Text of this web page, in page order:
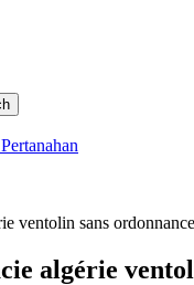
ventolin sans ordonnance
algérie